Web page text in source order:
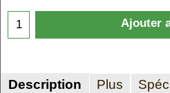
Ajouter
Description Plus